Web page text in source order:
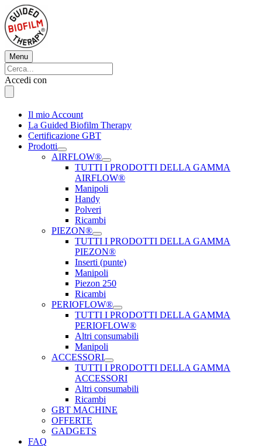
Vai
al
contenuto
Menu
Menu
Cerca:
Cerca
Accedi con
Il mio Account
La Guided Biofilm Therapy
Certificazione GBT
Prodotti
AIRFLOW®
TUTTI I PRODOTTI DELLA GAMMA
AIRFLOW®
Manipoli
Handy
Polveri
Ricambi
PIEZON®
TUTTI I PRODOTTI DELLA GAMMA
PIEZON®
Inserti (punte)
Manipoli
Piezon 250
Ricambi
PERIOFLOW®
TUTTI I PRODOTTI DELLA GAMMA
PERIOFLOW®
Altri consumabili
Manipoli
ACCESSORI
TUTTI I PRODOTTI DELLA GAMMA
ACCESSORI
Altri consumabili
Ricambi
GBT MACHINE
OFFERTE
GADGETS
FAQ